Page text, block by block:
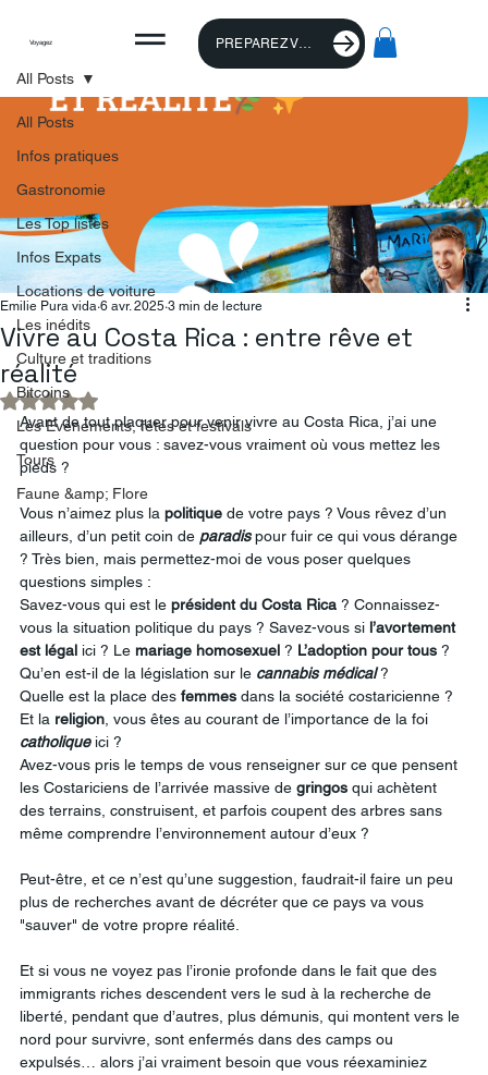
Voyagez PREPAREZ VOTRE VOYAGE
All Posts
Infos pratiques
Gastronomie
Les Top listes
Infos Expats
Locations de voiture
Les inédits
Culture et traditions
Bitcoins
Les Evénements, fêtes et festivals
Tours
Faune &amp; Flore
All Posts
Vivre au Costa Rica : entre rêve et
réalité
Emilie Pura vida 6 avr. 2025 3 min de lecture
Noté NaN étoiles sur 5.
Avant de tout plaquer pour venir vivre au Costa Rica, j’ai une
question pour vous : savez-vous vraiment où vous mettez les
pieds ?
Vous n’aimez plus la politique de votre pays ? Vous rêvez d’un
ailleurs, d’un petit coin de paradis pour fuir ce qui vous dérange
? Très bien, mais permettez-moi de vous poser quelques
questions simples :
Savez-vous qui est le président du Costa Rica ? Connaissez-
vous la situation politique du pays ? Savez-vous si l’avortement
est légal ici ? Le mariage homosexuel ? L’adoption pour tous ?
Qu’en est-il de la législation sur le cannabis médical ?
Quelle est la place des femmes dans la société costaricienne ?
Et la religion , vous êtes au courant de l’importance de la foi
catholique ici ?
Avez-vous pris le temps de vous renseigner sur ce que pensent
les Costariciens de l’arrivée massive de gringos qui achètent
des terrains, construisent, et parfois coupent des arbres sans
même comprendre l’environnement autour d’eux ?
Peut-être, et ce n’est qu’une suggestion, faudrait-il faire un peu
plus de recherches avant de décréter que ce pays va vous
"sauver" de votre propre réalité.
Et si vous ne voyez pas l’ironie profonde dans le fait que des
immigrants riches descendent vers le sud à la recherche de
liberté, pendant que d’autres, plus démunis, qui montent vers le
nord pour survivre, sont enfermés dans des camps ou
expulsés… alors j’ai vraiment besoin que vous réexaminiez